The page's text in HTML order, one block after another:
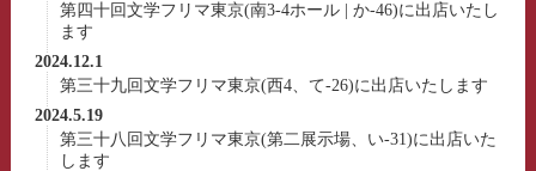
第四十回文学フリマ東京(南3-4ホール | か-46)に出店いたし
ます
2024.12.1
第三十九回文学フリマ東京(西4、て-26)に出店いたします
2024.5.19
第三十八回文学フリマ東京(第二展示場、い-31)に出店いた
します